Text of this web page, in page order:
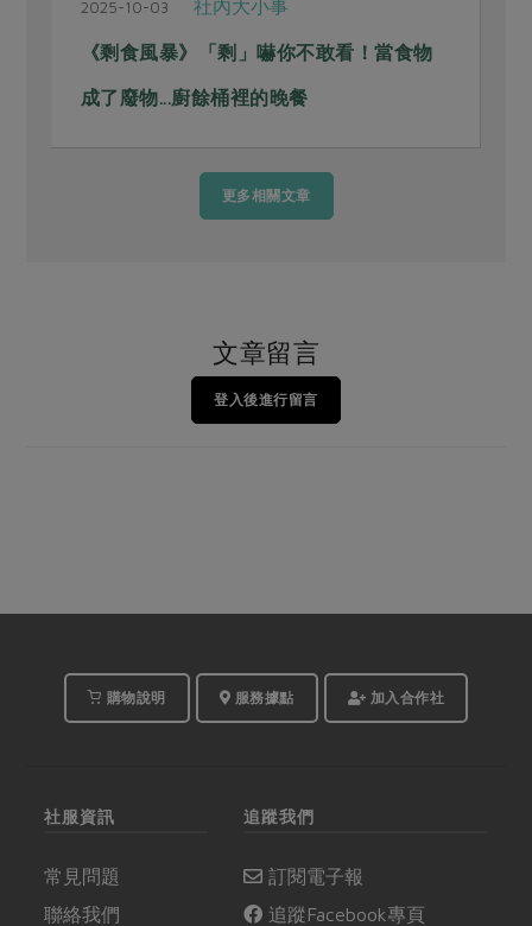
2025-10-03 社內大小事
《剩食風暴》「剩」嚇你不敢看！當食物
成了廢物...廚餘桶裡的晚餐
更多相關文章
文章留言
登入後進行留言
購物說明 服務據點 加入合作社
社服資訊
常見問題
聯絡我們
追蹤我們
訂閱電子報
追蹤Facebook專頁